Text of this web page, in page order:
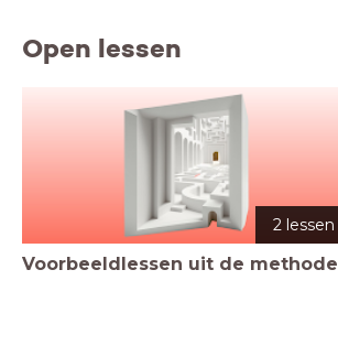
Open lessen
2 lessen
Voorbeeldlessen uit de methode